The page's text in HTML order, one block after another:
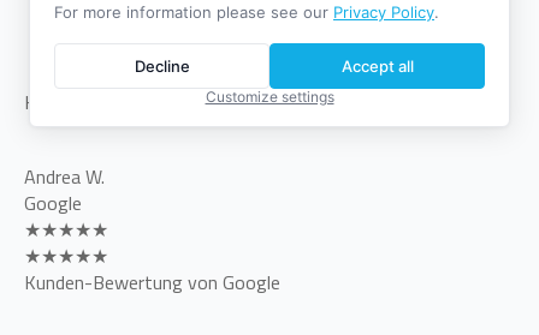
Freundlich, schnell, sehr gut und auf jeden Fall zu
empfehlen!
Kunden-Bewertung von Google
Andrea W.
Google
★★★★★
★★★★★
Kunden-Bewertung von Google
For more information please see our Privacy Policy.
Accept all
Decline
Customize settings